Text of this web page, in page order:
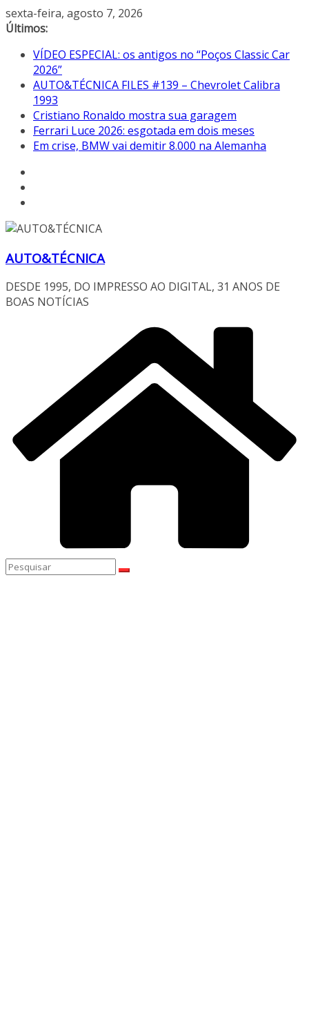
Pular
para
conteúdo
sexta-feira, agosto 7, 2026
Últimos:
VÍDEO ESPECIAL: os antigos no “Poços Classic Car
2026”
AUTO&TÉCNICA FILES #139 – Chevrolet Calibra
1993
Cristiano Ronaldo mostra sua garagem
Ferrari Luce 2026: esgotada em dois meses
Em crise, BMW vai demitir 8.000 na Alemanha
AUTO&TÉCNICA
DESDE 1995, DO IMPRESSO AO DIGITAL, 31 ANOS DE
BOAS NOTÍCIAS